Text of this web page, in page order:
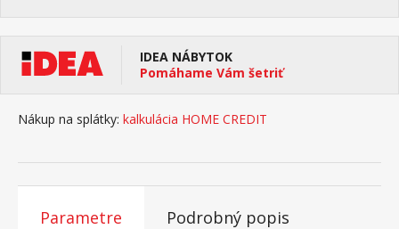
IDEA NÁBYTOK
Pomáhame Vám šetriť
Nákup na splátky: kalkulácia HOME CREDIT
Parametre Podrobný popis